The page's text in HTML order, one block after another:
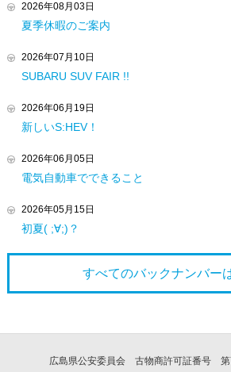
2026年08月03日
夏季休暇のご案内
2026年07月10日
SUBARU SUV FAIR !!
2026年06月19日
新しいS:HEV！
2026年06月05日
電気自動車でできること
2026年05月15日
初夏( ;∀;)？
すべてのバックナンバー
広島県公安委員会 古物商許可証番号